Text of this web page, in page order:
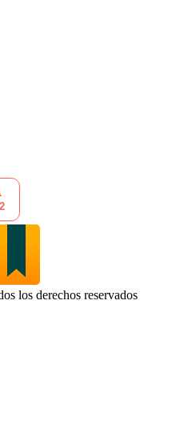
los derechos reservados